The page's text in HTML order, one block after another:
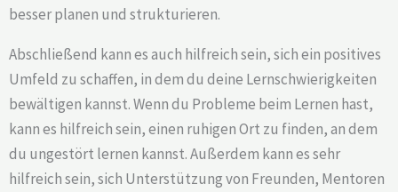
besser planen und strukturieren.
Abschließend kann es auch hilfreich sein, sich ein positives
Umfeld zu schaffen, in dem du deine Lernschwierigkeiten
bewältigen kannst. Wenn du Probleme beim Lernen hast,
kann es hilfreich sein, einen ruhigen Ort zu finden, an dem
du ungestört lernen kannst. Außerdem kann es sehr
hilfreich sein, sich Unterstützung von Freunden, Mentoren